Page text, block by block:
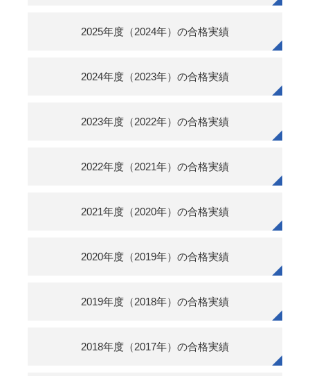
2025年度（2024年）の合格実績
2024年度（2023年）の合格実績
2023年度（2022年）の合格実績
2022年度（2021年）の合格実績
2021年度（2020年）の合格実績
2020年度（2019年）の合格実績
2019年度（2018年）の合格実績
2018年度（2017年）の合格実績